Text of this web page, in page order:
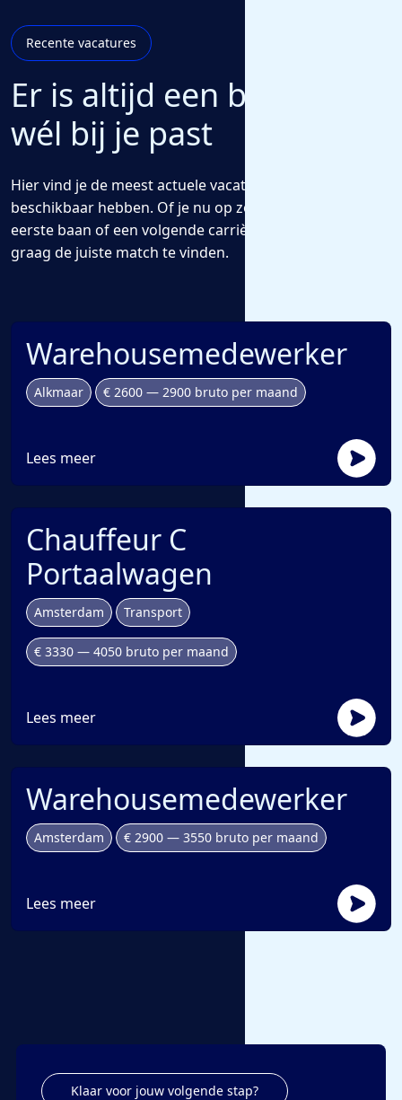
Recente vacatures
Er is altijd een baan die
wél bij je past
Hier vind je de meest actuele vacatures die we voor jou
beschikbaar hebben. Of je nu op zoek bent naar een
eerste baan of een volgende carrièrestap, wij helpen je
graag de juiste match te vinden.
Warehousemedewerker
Alkmaar € 2600 — 2900 bruto per maand
Lees meer
Chauffeur C
Portaalwagen
Amsterdam Transport
€ 3330 — 4050 bruto per maand
Lees meer
Warehousemedewerker
Amsterdam € 2900 — 3550 bruto per maand
Lees meer
Klaar voor jouw volgende stap?